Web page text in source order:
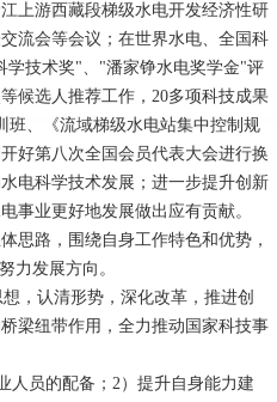
上游西藏段梯级水电开发经济性研
流会等会议；在世界水电、全国科
学技术奖"、"潘家铮水电奖学金"评
候选人推荐工作，20多项科技成果
班、《流域梯级水电站集中控制规
好第八次全国会员代表大会进行换
电科学技术发展；进一步提升创新
事业更好地发展做出应有贡献。
思路，围绕自身工作特色和优势，
力发展方向。
，认清形势，深化改革，推进创
梁纽带作用，全力推动国家科技事
员的配备；2）提升自身能力建